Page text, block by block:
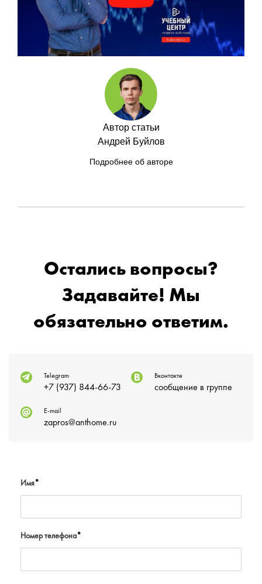
Автор статьи
Андрей Буйлов
Подробнее об авторе
Остались вопросы?
Задавайте! Мы
обязательно ответим.
Telegram
+7 (937) 844-66-73
Вконтакте
сообщение в группе
E-mail
zapros@anthome.ru
Имя*
Номер телефона*